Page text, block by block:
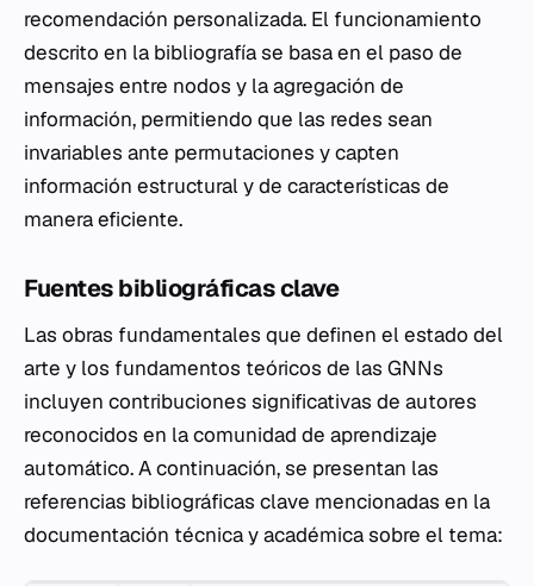
recomendación personalizada. El funcionamiento
descrito en la bibliografía se basa en el paso de
mensajes entre nodos y la agregación de
información, permitiendo que las redes sean
invariables ante permutaciones y capten
información estructural y de características de
manera eficiente.
Fuentes bibliográficas clave
Las obras fundamentales que definen el estado del
arte y los fundamentos teóricos de las GNNs
incluyen contribuciones significativas de autores
reconocidos en la comunidad de aprendizaje
automático. A continuación, se presentan las
referencias bibliográficas clave mencionadas en la
documentación técnica y académica sobre el tema: